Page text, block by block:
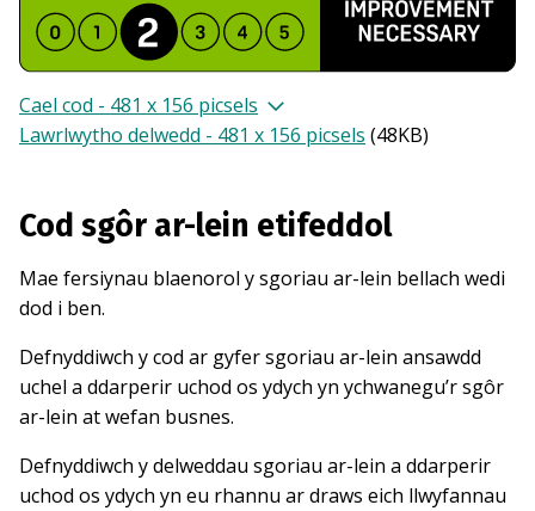
Cael cod - 481 x 156 picsels
Lawrlwytho delwedd - 481 x 156 picsels (48KB)
Cod sgôr ar-lein etifeddol
Mae fersiynau blaenorol y sgoriau ar-lein bellach wedi
dod i ben.
Defnyddiwch y cod ar gyfer sgoriau ar-lein ansawdd
uchel a ddarperir uchod os ydych yn ychwanegu’r sgôr
ar-lein at wefan busnes.
Defnyddiwch y delweddau sgoriau ar-lein a ddarperir
uchod os ydych yn eu rhannu ar draws eich llwyfannau